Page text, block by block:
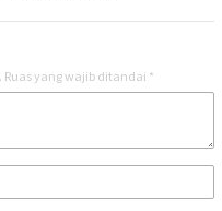
Ruas yang wajib ditandai *